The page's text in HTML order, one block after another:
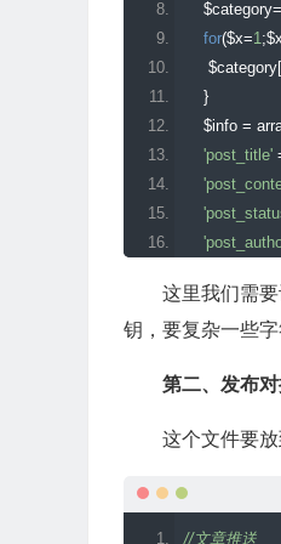
    $category
=
for($x=1;$x
     $category
[
}
    $info
=
'post_title'
'tags_input'
);
这里我们需
钥，要复杂一些字
第二、发布
这个文件要
//文章推送